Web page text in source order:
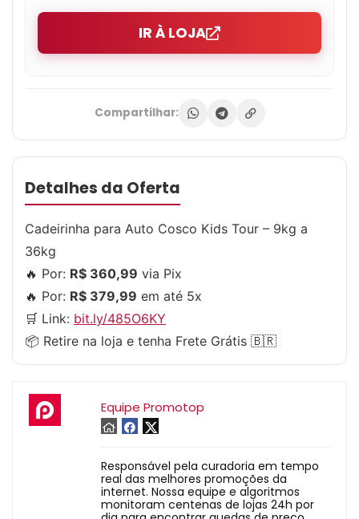
IR À LOJA
Compartilhar:
Detalhes da Oferta
Cadeirinha para Auto Cosco Kids Tour – 9kg a
36kg
🔥 Por: R$ 360,99 via Pix
🔥 Por: R$ 379,99 em até 5x
🛒 Link: bit.ly/485O6KY
📦 Retire na loja e tenha Frete Grátis 🇧🇷
Equipe Promotop
Responsável pela curadoria em tempo
real das melhores promoções da
internet. Nossa equipe e algoritmos
monitoram centenas de lojas 24h por